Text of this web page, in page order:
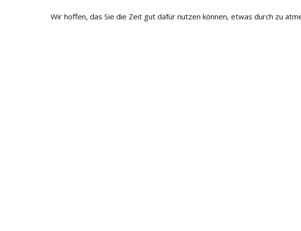
Wir hoffen, das Sie die Zeit gut dafür nutzen können, etwas durch zu